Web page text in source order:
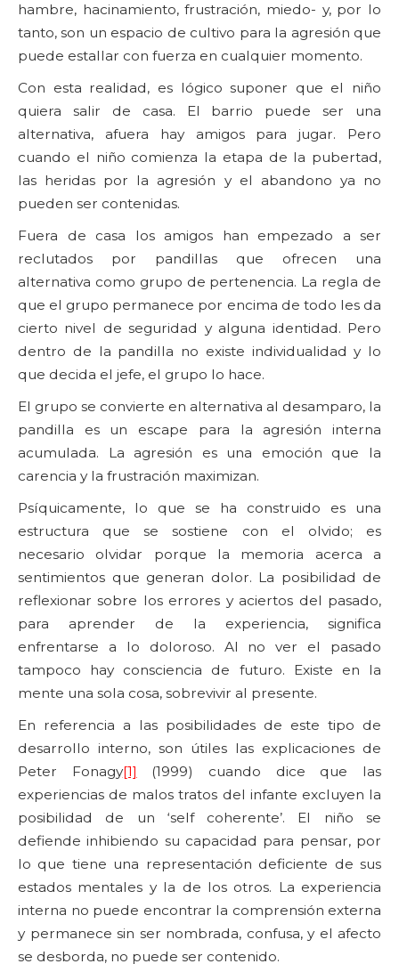
hambre, hacinamiento, frustración, miedo- y, por lo
tanto, son un espacio de cultivo para la agresión que
puede estallar con fuerza en cualquier momento.
Con esta realidad, es lógico suponer que el niño
quiera salir de casa. El barrio puede ser una
alternativa, afuera hay amigos para jugar. Pero
cuando el niño comienza la etapa de la pubertad,
las heridas por la agresión y el abandono ya no
pueden ser contenidas.
Fuera de casa los amigos han empezado a ser
reclutados por pandillas que ofrecen una
alternativa como grupo de pertenencia. La regla de
que el grupo permanece por encima de todo les da
cierto nivel de seguridad y alguna identidad. Pero
dentro de la pandilla no existe individualidad y lo
que decida el jefe, el grupo lo hace.
El grupo se convierte en alternativa al desamparo, la
pandilla es un escape para la agresión interna
acumulada. La agresión es una emoción que la
carencia y la frustración maximizan.
Psíquicamente, lo que se ha construido es una
estructura que se sostiene con el olvido; es
necesario olvidar porque la memoria acerca a
sentimientos que generan dolor. La posibilidad de
reflexionar sobre los errores y aciertos del pasado,
para aprender de la experiencia, significa
enfrentarse a lo doloroso. Al no ver el pasado
tampoco hay consciencia de futuro. Existe en la
mente una sola cosa, sobrevivir al presente.
En referencia a las posibilidades de este tipo de
desarrollo interno, son útiles las explicaciones de
Peter Fonagy[1] (1999) cuando dice que las
experiencias de malos tratos del infante excluyen la
posibilidad de un ‘self coherente’. El niño se
defiende inhibiendo su capacidad para pensar, por
lo que tiene una representación deficiente de sus
estados mentales y la de los otros. La experiencia
interna no puede encontrar la comprensión externa
y permanece sin ser nombrada, confusa, y el afecto
se desborda, no puede ser contenido.